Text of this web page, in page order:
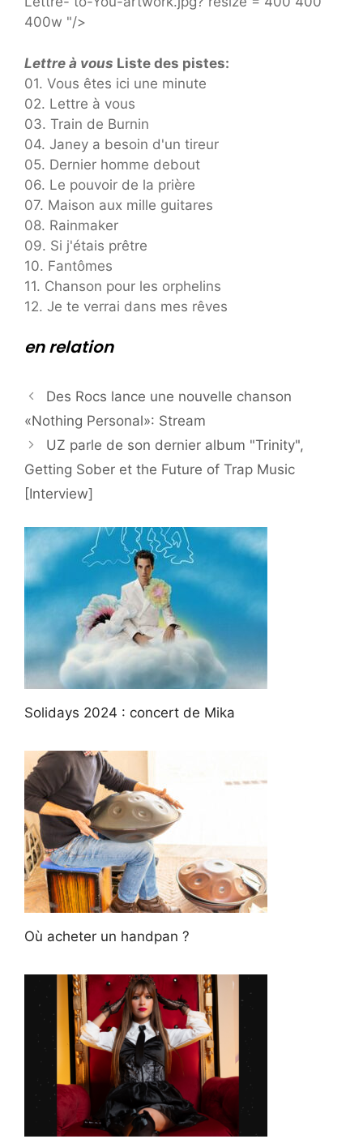
400w "/>
Lettre à vous Liste des pistes:
01. Vous êtes ici une minute
02. Lettre à vous
03. Train de Burnin
04. Janey a besoin d'un tireur
05. Dernier homme debout
06. Le pouvoir de la prière
07. Maison aux mille guitares
08. Rainmaker
09. Si j'étais prêtre
10. Fantômes
11. Chanson pour les orphelins
12. Je te verrai dans mes rêves
en relation
Des Rocs lance une nouvelle chanson
«Nothing Personal»: Stream
UZ parle de son dernier album "Trinity",
Getting Sober et the Future of Trap Music
[Interview]
Solidays 2024 : concert de Mika
Où acheter un handpan ?